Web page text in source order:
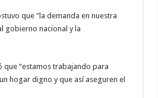
que "la demanda en nuestra
gobierno nacional y la
que “estamos trabajando para
hogar digno y que así aseguren el